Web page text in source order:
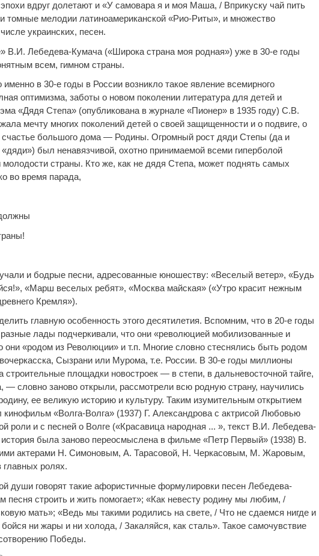
вдруг долетают и «У самовара я и моя Маша, / Вприкуску чай пить
томные мелодии латиноамериканской «Рио-Риты», и множество
украинских, песен.
В.И. Лебедева-Кумача («Широка страна моя родная») уже в 30-е годы
всем, гимном страны.
именно в 30-е годы в России возникло такое явление всемирного
оптимизма, заботы о новом поколении литература для детей и
«Дядя Степа» (опубликована в журнале «Пионер» в 1935 году) С.В.
мечту многих поколений детей о своей защищенности и о подвиге, о
счастье большого дома — Родины. Огромный рост дяди Степы (да и
«дяди») был ненавязчивой, охотно принимаемой всеми гиперболой
страны. Кто же, как не дядя Степа, может поднять самых
во время парада,
и бодрые песни, адресованные юношеству: «Веселый ветер», «Будь
«Марш веселых ребят», «Москва майская» («Утро красит нежным
Кремля»).
главную особенность этого десятилетия. Вспомним, что в 20-е годы
лады подчеркивали, что они «революцией мобилизованные и
они «родом из Революции» и т.п. Многие словно стеснялись быть родом
Сызрани или Мурома, т.е. России. В 30-е годы миллионы
строительные площадки новостроек — в степи, в дальневосточной тайге,
— словно заново открыли, рассмотрели всю родную страну, научились
ее великую историю и культуру. Таким изумительным открытием
«Волга-Волга» (1937) Г. Александрова с актрисой Любовью
роли и с песней о Волге («Красавица народная ... », текст В.И. Лебедева-
была заново переосмыслена в фильме «Петр Первый» (1938) В.
актерами Н. Симоновым, А. Тарасовой, Н. Черкасовым, М. Жаровым,
ролях.
души говорят такие афористичные формулировки песен Лебедева-
песня строить и жить помогает»; «Как невесту родину мы любим, /
мать»; «Ведь мы такими родились на свете, / Что не сдаемся нигде и
бойся ни жары и ни холода, / Закаляйся, как сталь». Такое самочувствие
Победы.